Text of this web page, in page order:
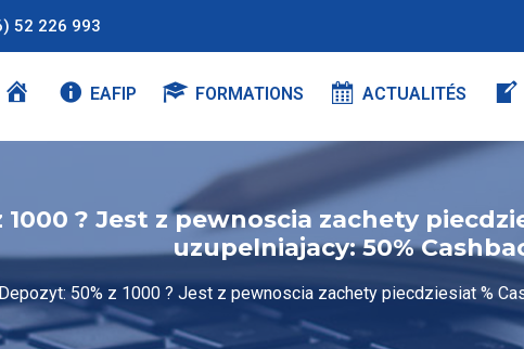
52 226 993
E
EAFIP FORMATIONS ACTUALITÉS
1000 ? Jest z pewnoscia zachety
uzupelniajacy: 50%
Depozyt: 50% z 1000 ? Jest z pewnoscia zachety piecdziesiat %